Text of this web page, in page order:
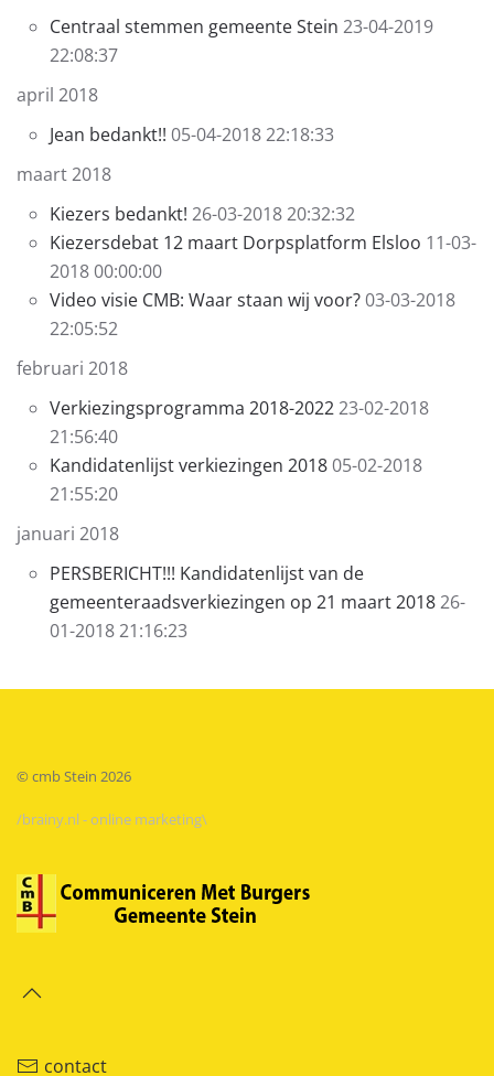
Centraal stemmen gemeente Stein 23-04-2019
22:08:37
april 2018
Jean bedankt!! 05-04-2018 22:18:33
maart 2018
Kiezers bedankt! 26-03-2018 20:32:32
Kiezersdebat 12 maart Dorpsplatform Elsloo 11-03-
2018 00:00:00
Video visie CMB: Waar staan wij voor?03-03-2018
22:05:52
februari 2018
Verkiezingsprogramma 2018-202223-02-2018
21:56:40
Kandidatenlijst verkiezingen 201805-02-2018
21:55:20
januari 2018
PERSBERICHT!!! Kandidatenlijst van de
gemeenteraadsverkiezingen op 21 maart 201826-
01-2018 21:16:23
© cmb Stein 2026
/brainy.nl - online marketing\
contact